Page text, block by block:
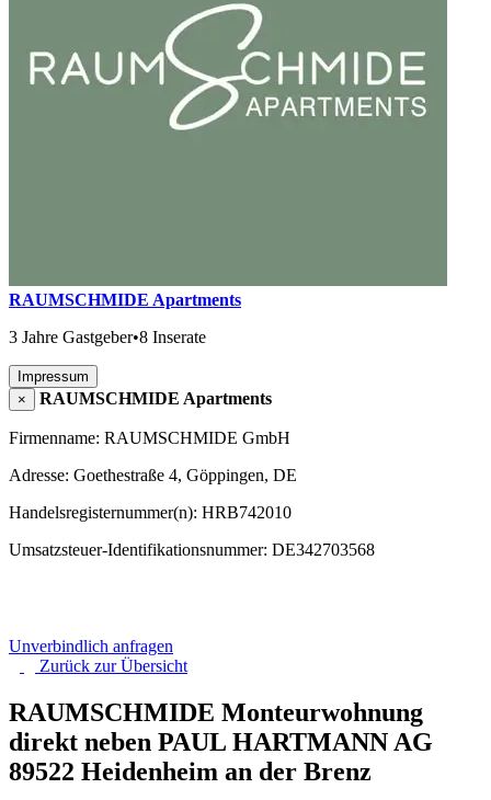
RAUMSCHMIDE Apartments
3 Jahre Gastgeber•8 Inserate
Impressum
×
RAUMSCHMIDE Apartments
Firmenname: RAUMSCHMIDE GmbH
Adresse: Goethestraße 4, Göppingen, DE
Handelsregisternummer(n): HRB742010
Umsatzsteuer-Identifikationsnummer: DE342703568
Unverbindlich anfragen
Zurück zurÜbersicht
RAUMSCHMIDE Monteurwohnung
direkt neben PAUL HARTMANN AG
89522 Heidenheim an der Brenz